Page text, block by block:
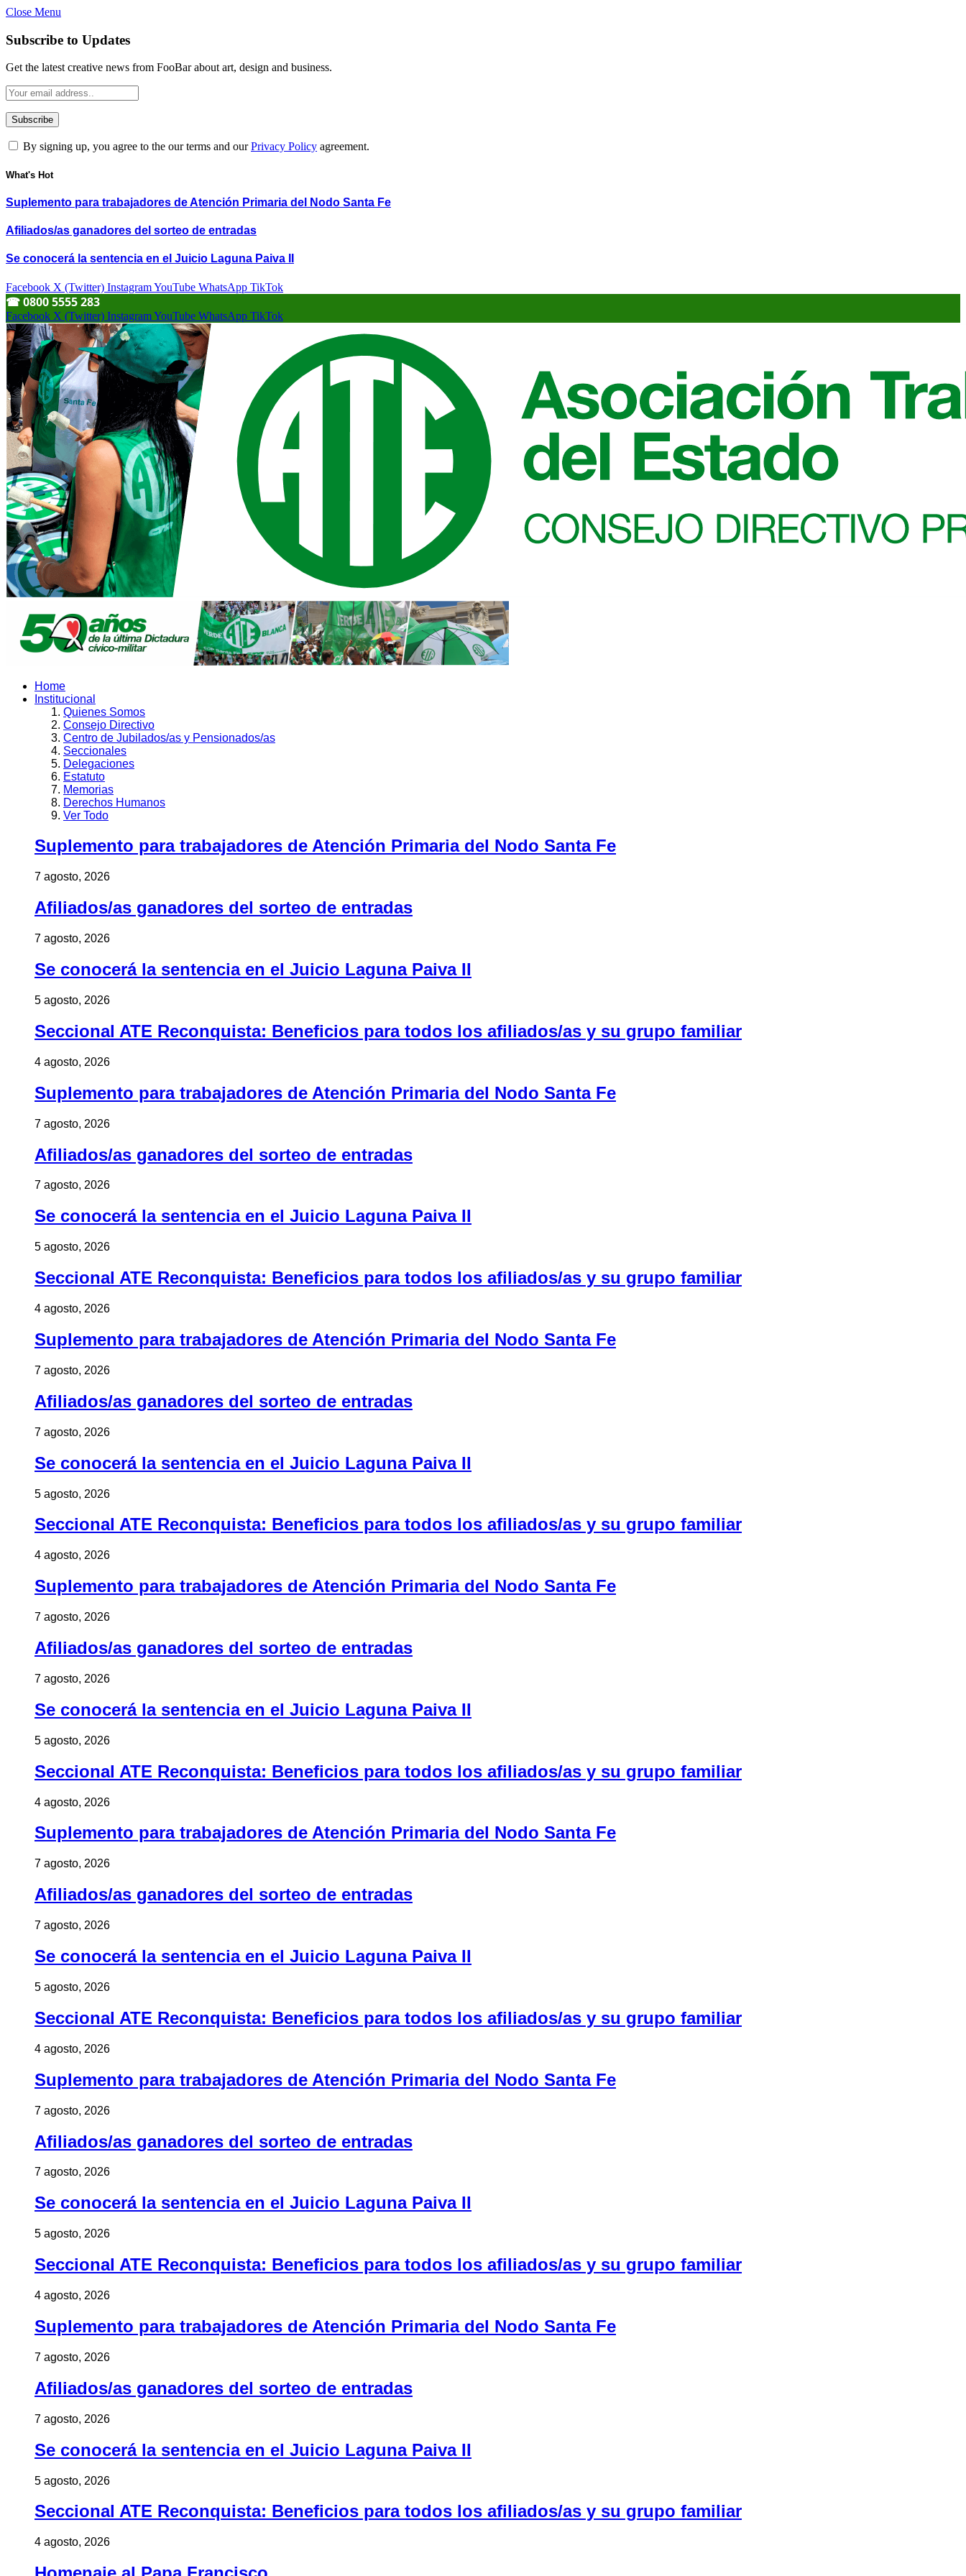
Close Menu
Subscribe to Updates
Get the latest creative news from FooBar about art, design and business.
By signing up, you agree to the our terms and ourPrivacy Policy agreement.
What's Hot
Suplemento para trabajadores de Atención Primaria del Nodo Santa Fe
Afiliados/as ganadores del sorteo de entradas
Se conocerá la sentencia en el Juicio Laguna Paiva II
Facebook X (Twitter) InstagramYouTube WhatsApp TikTok
☎︎ 0800 5555 283
Facebook X (Twitter) InstagramYouTube WhatsApp TikTok
Home
Institucional
Quienes Somos
Consejo Directivo
Centro de Jubilados/as y Pensionados/as
Seccionales
Delegaciones
Estatuto
Memorias
Derechos Humanos
Ver Todo
Suplemento para trabajadores de Atención Primaria del Nodo Santa Fe
7 agosto, 2026
Afiliados/as ganadores del sorteo de entradas
7 agosto, 2026
Se conocerá la sentencia en el Juicio Laguna Paiva II
5 agosto, 2026
Seccional ATE Reconquista: Beneficios para todos los afiliados/as y su grupo familiar
4 agosto, 2026
Suplemento para trabajadores de Atención Primaria del Nodo Santa Fe
7 agosto, 2026
Afiliados/as ganadores del sorteo de entradas
7 agosto, 2026
Se conocerá la sentencia en el Juicio Laguna Paiva II
5 agosto, 2026
Seccional ATE Reconquista: Beneficios para todos los afiliados/as y su grupo familiar
4 agosto, 2026
Suplemento para trabajadores de Atención Primaria del Nodo Santa Fe
7 agosto, 2026
Afiliados/as ganadores del sorteo de entradas
7 agosto, 2026
Se conocerá la sentencia en el Juicio Laguna Paiva II
5 agosto, 2026
Seccional ATE Reconquista: Beneficios para todos los afiliados/as y su grupo familiar
4 agosto, 2026
Suplemento para trabajadores de Atención Primaria del Nodo Santa Fe
7 agosto, 2026
Afiliados/as ganadores del sorteo de entradas
7 agosto, 2026
Se conocerá la sentencia en el Juicio Laguna Paiva II
5 agosto, 2026
Seccional ATE Reconquista: Beneficios para todos los afiliados/as y su grupo familiar
4 agosto, 2026
Suplemento para trabajadores de Atención Primaria del Nodo Santa Fe
7 agosto, 2026
Afiliados/as ganadores del sorteo de entradas
7 agosto, 2026
Se conocerá la sentencia en el Juicio Laguna Paiva II
5 agosto, 2026
Seccional ATE Reconquista: Beneficios para todos los afiliados/as y su grupo familiar
4 agosto, 2026
Suplemento para trabajadores de Atención Primaria del Nodo Santa Fe
7 agosto, 2026
Afiliados/as ganadores del sorteo de entradas
7 agosto, 2026
Se conocerá la sentencia en el Juicio Laguna Paiva II
5 agosto, 2026
Seccional ATE Reconquista: Beneficios para todos los afiliados/as y su grupo familiar
4 agosto, 2026
Suplemento para trabajadores de Atención Primaria del Nodo Santa Fe
7 agosto, 2026
Afiliados/as ganadores del sorteo de entradas
7 agosto, 2026
Se conocerá la sentencia en el Juicio Laguna Paiva II
5 agosto, 2026
Seccional ATE Reconquista: Beneficios para todos los afiliados/as y su grupo familiar
4 agosto, 2026